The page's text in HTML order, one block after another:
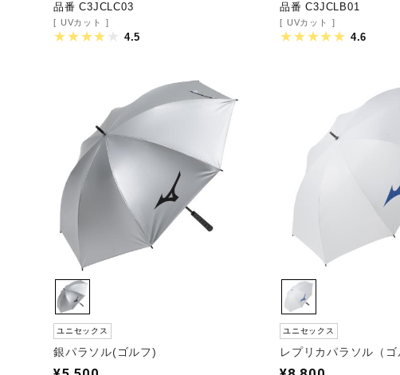
品番 C3JCLC03
UVカット
4.5
品番 C3JCLB01
UVカット
4.6
ユニセックス
銀パラソル(ゴルフ)
ユニセックス
レプリカパラソル（ゴ